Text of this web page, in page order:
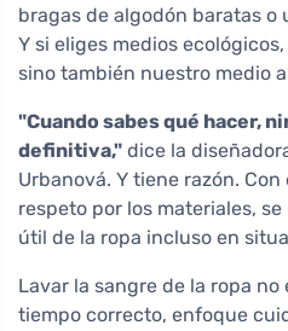
bragas de algodón baratas o
Y si eliges medios
sino también nuestro medio
"Cuando sabes qué hacer,
definitiva," dice la
Urbanová. Y tiene razón.
respeto por los materiales,
útil de la ropa incluso en
Lavar la sangre de la ropa
tiempo correcto, enfoque